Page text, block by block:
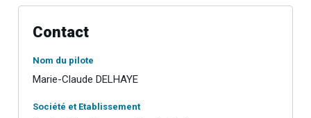
Contact
Nom du pilote
Marie-Claude DELHAYE
Société et Etablissement